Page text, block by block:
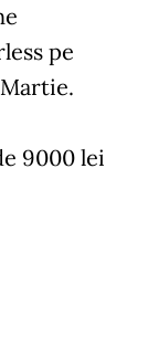
pe
9000 lei